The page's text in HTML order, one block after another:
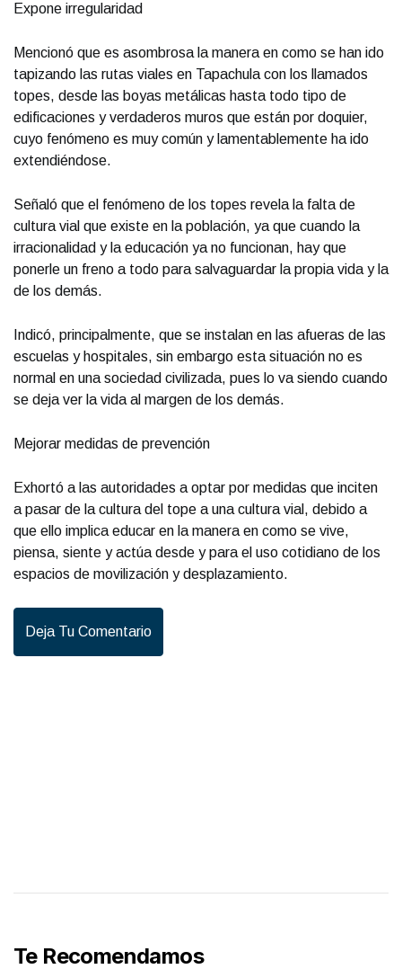
Expone irregularidad
Mencionó que es asombrosa la manera en como se han ido
tapizando las rutas viales en Tapachula con los llamados
topes, desde las boyas metálicas hasta todo tipo de
edificaciones y verdaderos muros que están por doquier,
cuyo fenómeno es muy común y lamentablemente ha ido
extendiéndose.
Señaló que el fenómeno de los topes revela la falta de
cultura vial que existe en la población, ya que cuando la
irracionalidad y la educación ya no funcionan, hay que
ponerle un freno a todo para salvaguardar la propia vida y la
de los demás.
Indicó, principalmente, que se instalan en las afueras de las
escuelas y hospitales, sin embargo esta situación no es
normal en una sociedad civilizada, pues lo va siendo cuando
se deja ver la vida al margen de los demás.
Mejorar medidas de prevención
Exhortó a las autoridades a optar por medidas que inciten
a pasar de la cultura del tope a una cultura vial, debido a
que ello implica educar en la manera en como se vive,
piensa, siente y actúa desde y para el uso cotidiano de los
espacios de movilización y desplazamiento.
Deja Tu Comentario
Te Recomendamos